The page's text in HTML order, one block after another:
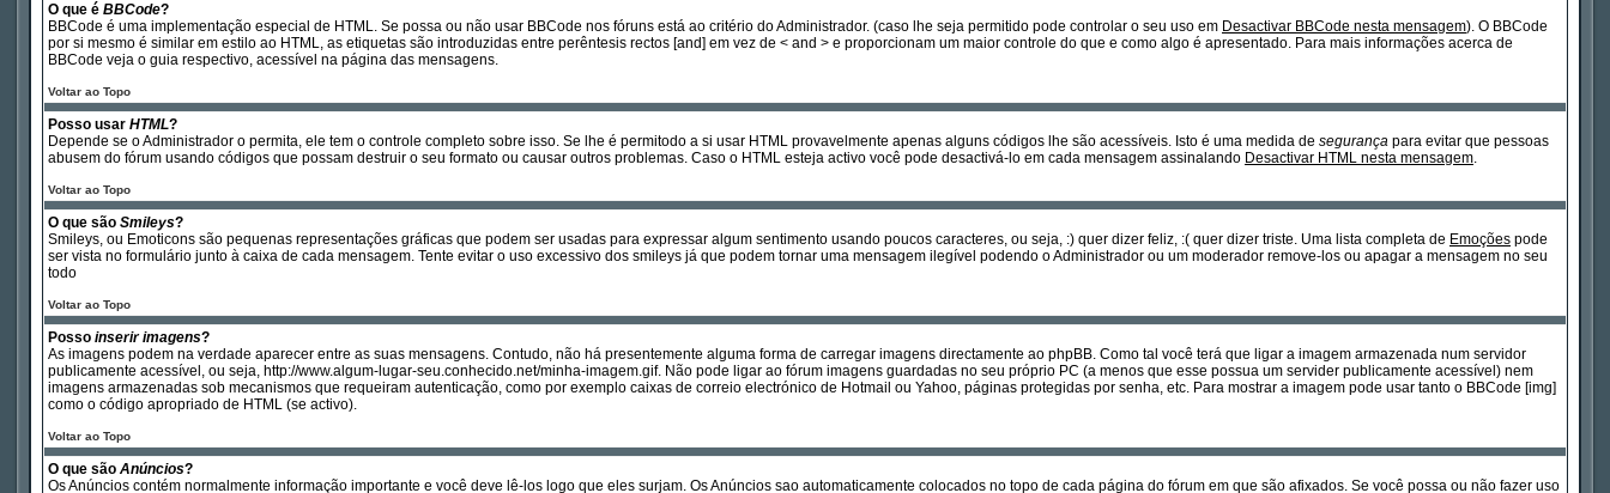
O que é BBCode?
BBCode é uma implementação especial de HTML. Se possa ou não usar BBCode nos fóruns está ao critério do Administrador. (caso lhe seja permitido pode controlar o seu uso em Desactivar BBCode nesta mensagem). O BBCode
por si mesmo é similar em estilo ao HTML, as etiquetas são introduzidas entre perêntesis rectos [and] em vez de < and > e proporcionam um maior controle do que e como algo é apresentado. Para mais informações acerca de
BBCode veja o guia respectivo, acessível na página das mensagens.
Voltar ao Topo
Posso usar HTML?
Depende se o Administrador o permita, ele tem o controle completo sobre isso. Se lhe é permitodo a si usar HTML provavelmente apenas alguns códigos lhe são acessíveis. Isto é uma medida de segurança para evitar que pessoas
abusem do fórum usando códigos que possam destruir o seu formato ou causar outros problemas. Caso o HTML esteja activo você pode desactivá-lo em cada mensagem assinalando Desactivar HTML nesta mensagem.
Voltar ao Topo
O que são Smileys?
Smileys, ou Emoticons são pequenas representações gráficas que podem ser usadas para expressar algum sentimento usando poucos caracteres, ou seja, :) quer dizer feliz, :( quer dizer triste. Uma lista completa de Emoções pode
ser vista no formulário junto à caixa de cada mensagem. Tente evitar o uso excessivo dos smileys já que podem tornar uma mensagem ilegível podendo o Administrador ou um moderador remove-los ou apagar a mensagem no seu
todo
Voltar ao Topo
Posso inserir imagens?
As imagens podem na verdade aparecer entre as suas mensagens. Contudo, não há presentemente alguma forma de carregar imagens directamente ao phpBB. Como tal você terá que ligar a imagem armazenada num servidor
publicamente acessível, ou seja, http://www.algum-lugar-seu.conhecido.net/minha-imagem.gif. Não pode ligar ao fórum imagens guardadas no seu próprio PC (a menos que esse possua um servider publicamente acessível) nem
imagens armazenadas sob mecanismos que requeiram autenticação, como por exemplo caixas de correio electrónico de Hotmail ou Yahoo, páginas protegidas por senha, etc. Para mostrar a imagem pode usar tanto o BBCode [img]
como o código apropriado de HTML (se activo).
Voltar ao Topo
O que são Anúncios?
Os Anúncios contém normalmente informação importante e você deve lê-los logo que eles surjam. Os Anúncios sao automaticamente colocados no topo de cada página do fórum em que são afixados. Se você possa ou não fazer uso